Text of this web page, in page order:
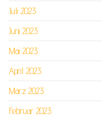
Juli 2023
Juni 2023
Mai 2023
April 2023
März 2023
Februar 2023